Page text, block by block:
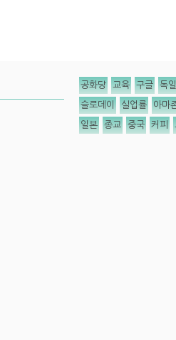
공화당 교육 구글 독일
슬로데이 실업률 아마
일본 종교 중국 커피